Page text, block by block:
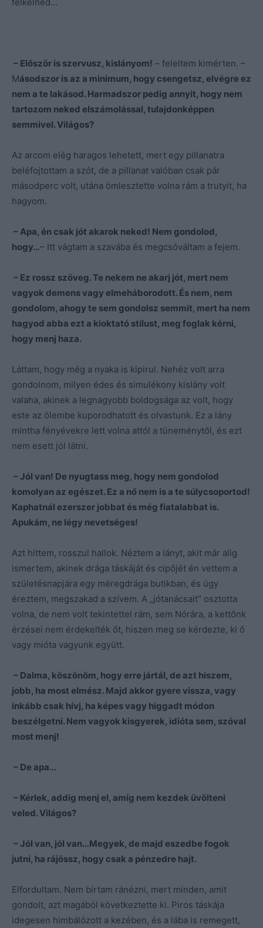
– Először is szervusz, kislányom! – feleltem kimérten. –
Másodszor is az a minimum, hogy csengetsz, elvégre ez
nem a te lakásod. Harmadszor pedig annyit, hogy nem
tartozom neked elszámolással, tulajdonképpen
semmivel. Világos?
Az arcom elég haragos lehetett, mert egy pillanatra
beléfojtottam a szót, de a pillanat valóban csak pár
másodperc volt, utána ömlesztette volna rám a trutyit, ha
hagyom.
– Apa, én csak jót akarok neked! Nem gondolod,
hogy…– Itt vágtam a szavába és megcsóváltam a fejem.
– Ez rossz szöveg. Te nekem ne akarj jót, mert nem
vagyok demens vagy elmeháborodott. És nem, nem
gondolom, ahogy te sem gondolsz semmit, mert ha nem
hagyod abba ezt a kioktató stílust, meg foglak kérni,
hogy menj haza.
Láttam, hogy még a nyaka is kipirul. Nehéz volt arra
gondolnom, milyen édes és simulékony kislány volt
valaha, akinek a legnagyobb boldogsága az volt, hogy
este az ölembe kuporodhatott és olvastunk. Ez a lány
mintha fényévekre lett volna attól a tüneménytől, és ezt
nem esett jól látni.
– Jól van! De nyugtass meg, hogy nem gondolod
komolyan az egészet. Ez a nő nem is a te súlycsoportod!
Kaphatnál ezerszer jobbat és még fiatalabbat is.
Apukám, ne légy nevetséges!
Azt hittem, rosszul hallok. Néztem a lányt, akit már alig
ismertem, akinek drága táskáját és cipőjét én vettem a
születésnapjára egy méregdrága butikban, és úgy
éreztem, megszakad a szívem. A „jótanácsait” osztotta
volna, de nem volt tekintettel rám, sem Nórára, a kettőnk
érzései nem érdekelték őt, hiszen meg se kérdezte, ki ő
vagy mióta vagyunk együtt.
– Dalma, köszönöm, hogy erre jártál, de azt hiszem,
jobb, ha most elmész. Majd akkor gyere vissza, vagy
inkább csak hívj, ha képes vagy higgadt módon
beszélgetni. Nem vagyok kisgyerek, idióta sem, szóval
most menj!
– De apa…
– Kérlek, addig menj el, amíg nem kezdek üvölteni
veled. Világos?
– Jól van, jól van…Megyek, de majd eszedbe fogok
jutni, ha rájössz, hogy csak a pénzedre hajt.
Elfordultam. Nem bírtam ránézni, mert minden, amit
gondolt, azt magából következtette ki. Piros táskája
idegesen himbálózott a kezében, és a lába is remegett,